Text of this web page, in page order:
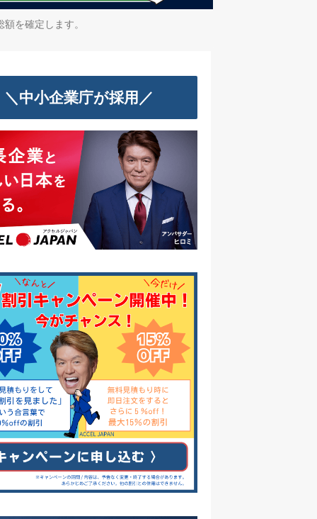
を確定します。
＼中小企業庁が採用／